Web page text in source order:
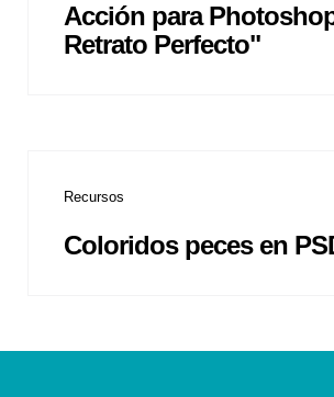
Acción para
Retrato Perfecto"
Recursos
Coloridos peces en